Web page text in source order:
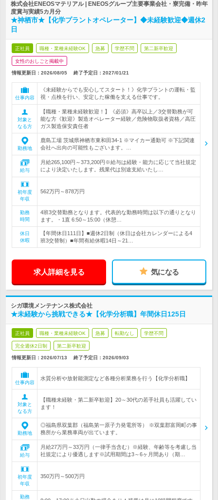
株式会社ENEOSマテリアル | ENEOSグループ主要事業会社・寮完備・昨年
度賞与実績5カ月分
★神栖市★【化学プラントオペレーター】◆未経験歓迎◆週休2
日
正社員 職種・業種未経験OK 急募 学歴不問 第二新卒歓迎
女性のおしごと掲載中
情報更新日：2026/08/05 終了予定日： 2027/01/21
仕事内容
《未経験からでも安心してスタート！》化学プラントの運転・監
視・点検を行い、安定した稼働を支える仕事です。
対象と
なる方
【職種・業種未経験歓迎！】《必須》高卒以上／3交替勤務が可
能な方《歓迎》製造オペレーター経験／危険物取扱者資格／高圧
ガス製造保安責任者
勤務地
鹿島工場 茨城県神栖市東和田34-1 ※マイカー通勤可 ※下記関連
会社へ出向の可能性もございます。…
給与
月給265,100円～373,200円※給与は経験・能力に応じて当社規定
により決定いたします。残業代は別途支給いたし…
初年度
年収
562万円～878万円
勤務
時間
4班3交替勤務となります。代表的な勤務時間は以下の通りとなり
ます。・1直 6:50～15:00（休憩…
休日
休暇
【年間休日111日】■週休2日制（休日は会社カレンダーによる4
班3交替制）■年間有給休暇14日～21…
求人詳細を見る 気になる
シガ環境メンテナンス株式会社
★未経験から挑戦できる★【化学分析職】年間休日125日
正社員 職種・業種未経験OK 急募 転勤なし 学歴不問
完全週休2日制 第二新卒歓迎
情報更新日：2026/07/13 終了予定日： 2026/09/03
仕事内容
水質分析や放射能測定など各種分析業務を行う【化学分析職】
対象と
なる方
【職種未経験・第二新卒歓迎】20～30代の若手社員も活躍してい
ます！
勤務地
◎福島県双葉郡（福島第一原子力発電所等） ※双葉郡富岡町の事
務所から業務車両が出ています。
給与
月給27万円～33万円（一律手当含む）※経験、年齢等を考慮し当
社規定により優遇します※試用期間は3～6ヶ月間あり（期…
初年度
年収
350万円～500万円
勤務